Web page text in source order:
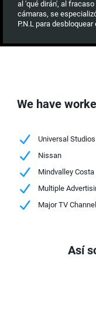
al 'qué dirán', al
cámaras, se
P.N.L para
We have
Universal Studios
Nissan
Mindvalley Costa
Multiple
Major TV
Así